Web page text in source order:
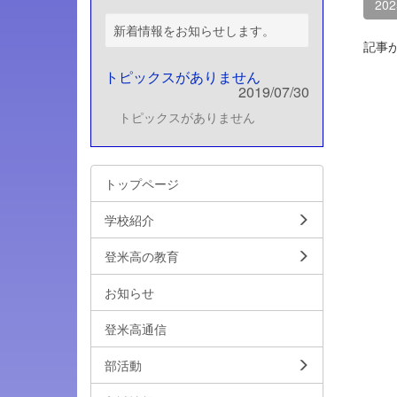
記事
新着情報をお知らせします。
トピックスがありません
2019/07/30
トピックスがありません
トップページ
学校紹介
登米高の教育
お知らせ
登米高通信
部活動